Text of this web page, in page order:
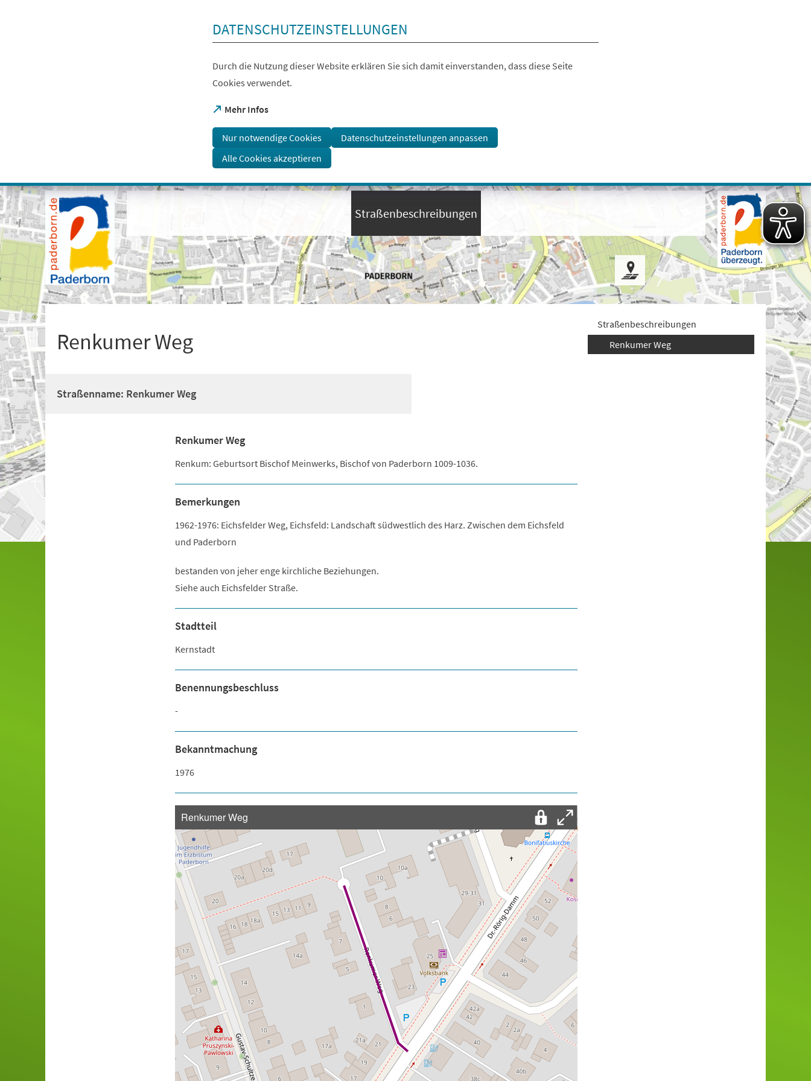
Visuelle
Assistenzsoftware
öffnen.
Mit
der
Tastatur
erreichbar
über
+
DATENSCHUTZEINSTELLUNGEN
Durch die Nutzung dieser Website erklären Sie sich damit einverstanden, dass diese Seite
Cookies verwendet.
Mehr Infos
(Öffnet
einem
neuen
Tab)
Nur notwendige Cookies
Datenschutzeinstellungen anpassen
Alle Cookies akzeptieren
Straßenbeschreibungen
Renkumer Weg
Straßenname: Renkumer Weg
Renkumer Weg
Renkum: Geburtsort Bischof Meinwerks, Bischof von Paderborn 1009-1036.
Bemerkungen
1962-1976: Eichsfelder Weg, Eichsfeld: Landschaft südwestlich des Harz. Zwischen dem Eichsfeld
und Paderborn
bestanden von jeher enge kirchliche Beziehungen.
Siehe auch Eichsfelder Straße.
Stadtteil
Kernstadt
Benennungsbeschluss
-
Bekanntmachung
1976
Renkumer Weg
Straßenbeschreibungen
Renkumer Weg